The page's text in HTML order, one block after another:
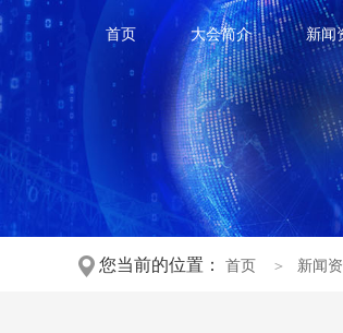
首页 大会简介 新闻
您当前的位置： 首页 ＞ 新闻